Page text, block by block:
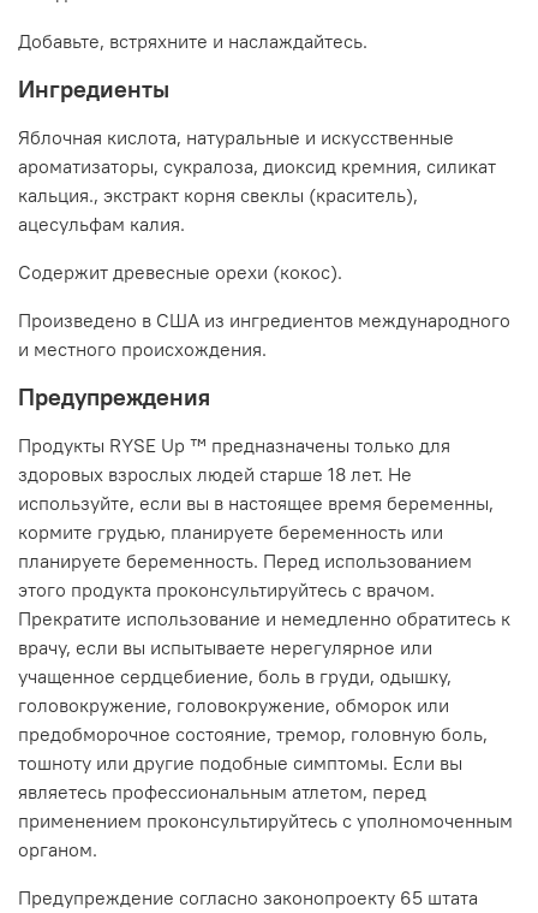
Добавьте, встряхните и наслаждайтесь.
Ингредиенты
Яблочная кислота, натуральные и искусственные
ароматизаторы, сукралоза, диоксид кремния, силикат
кальция., экстракт корня свеклы (краситель),
ацесульфам калия.
Содержит древесные орехи (кокос).
Произведено в США из ингредиентов международного
и местного происхождения.
Предупреждения
Продукты RYSE Up ™ предназначены только для
здоровых взрослых людей старше 18 лет. Не
используйте, если вы в настоящее время беременны,
кормите грудью, планируете беременность или
планируете беременность. Перед использованием
этого продукта проконсультируйтесь с врачом.
Прекратите использование и немедленно обратитесь к
врачу, если вы испытываете нерегулярное или
учащенное сердцебиение, боль в груди, одышку,
головокружение, головокружение, обморок или
предобморочное состояние, тремор, головную боль,
тошноту или другие подобные симптомы. Если вы
являетесь профессиональным атлетом, перед
применением проконсультируйтесь с уполномоченным
органом.
Предупреждение согласно законопроекту 65 штата